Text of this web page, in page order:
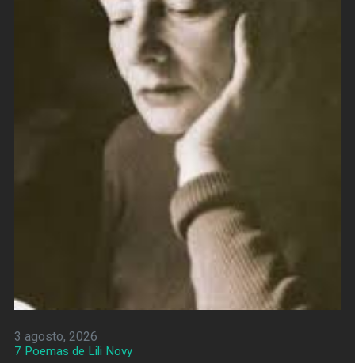
3 agosto, 2026
7 Poemas de Lili Novy